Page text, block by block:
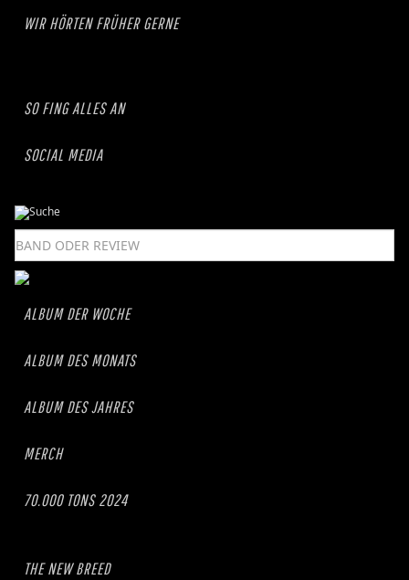
WIR HÖRTEN FRÜHER GERNE
SO FING ALLES AN
SOCIAL MEDIA
ALBUM DER WOCHE
ALBUM DES MONATS
ALBUM DES JAHRES
MERCH
70.000 TONS 2024
THE NEW BREED